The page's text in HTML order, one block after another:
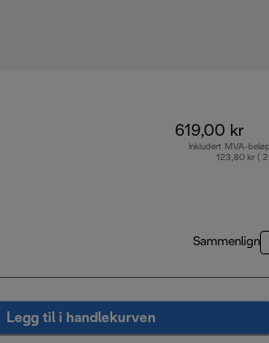
619,00 kr
Inkludert MVA-
123,80 kr (
Sammenlign
Legg til i handlekurven